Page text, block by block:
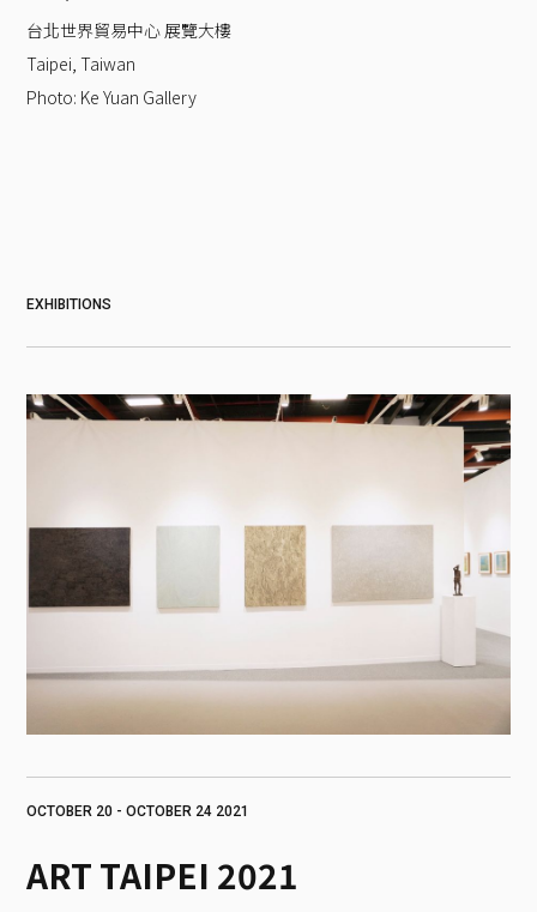
台北世界貿易中心 展覽大樓
Taipei, Taiwan
Photo: Ke Yuan Gallery
EXHIBITIONS
OCTOBER 20 - OCTOBER 24 2021
ART TAIPEI 2021